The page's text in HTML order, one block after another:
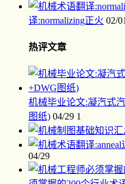
译:normalizing正火 02/01
热评文章
机械毕业论文:凝汽式
图纸) 04/29 1
04/29